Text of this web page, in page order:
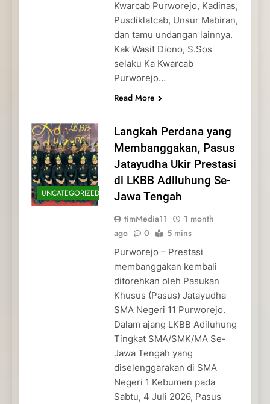
Kwarcab Purworejo, Kadinas,
Pusdiklatcab, Unsur Mabiran,
dan tamu undangan lainnya.
Kak Wasit Diono, S.Sos
selaku Ka Kwarcab
Purworejo…
Read More
UNCATEGORIZED
Langkah Perdana yang
Membanggakan, Pasus
Jatayudha Ukir Prestasi
di LKBB Adiluhung Se-
Jawa Tengah
timMedia11
1 month
ago
0 5 mins
Purworejo – Prestasi
membanggakan kembali
ditorehkan oleh Pasukan
Khusus (Pasus) Jatayudha
SMA Negeri 11 Purworejo.
Dalam ajang LKBB Adiluhung
Tingkat SMA/SMK/MA Se-
Jawa Tengah yang
diselenggarakan di SMA
Negeri 1 Kebumen pada
Sabtu, 4 Juli 2026, Pasus